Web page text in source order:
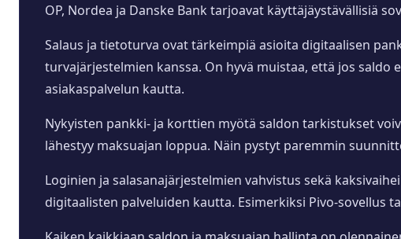
OP, Nordea ja Danske Bank tarjoavat käyttäjäystävällisiä
Salaus ja tietoturva ovat tärkeimpiä asioita digitaalisen
turvajärjestelmien kanssa. On hyvä muistaa, että jos
asiakaspalvelun kautta.
Nykyisten pankki- ja korttien myötä saldon tarkistukset
lähestyy maksuajan loppua. Näin pystyt paremmin
Loginien ja salasanajärjestelmien vahvistus sekä
digitaalisten palveluiden kautta. Esimerkiksi Pivo-